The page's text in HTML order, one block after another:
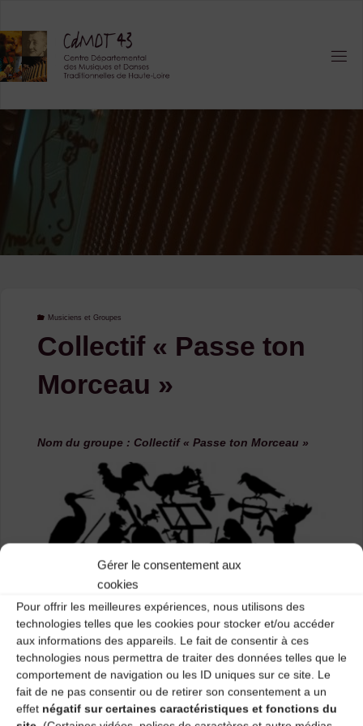
Gérer le consentement aux
cookies
Pour offrir les meilleures expériences, nous utilisons des
technologies telles que les cookies pour stocker et/ou accéder
aux informations des appareils. Le fait de consentir à ces
technologies nous permettra de traiter des données telles que le
comportement de navigation ou les ID uniques sur ce site. Le
fait de ne pas consentir ou de retirer son consentement a un
effet négatif sur certaines caractéristiques et fonctions du
content
Musiciens et Groupes
Collectif « Passe ton
Morceau »
Nom du groupe: Collectif « Passe ton Morceau »
Ville/commune :Monistrol sur Loire
Descriptif :Depuis déjà quelques saisons, un collectif
de musiciens amateurs se transmet et répète des
morceaux de musique trad, appris ici ou
ailleurs.L’objectif étant le partage convivial de musiques